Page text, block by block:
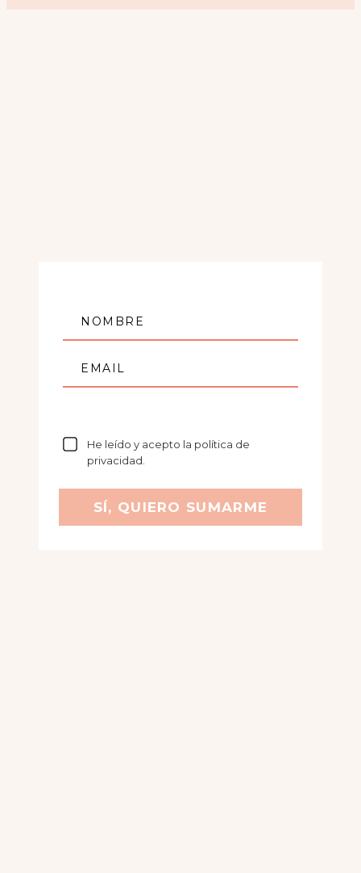
NOMBRE
EMAIL
He leído y acepto la política de
privacidad.
SÍ, QUIERO SUMARME